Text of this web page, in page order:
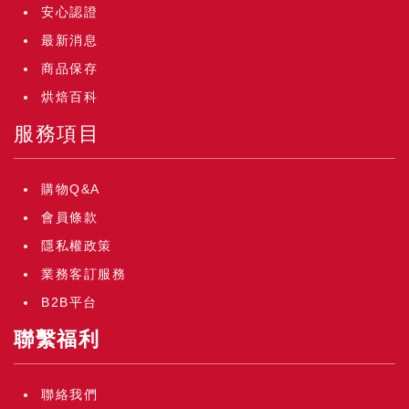
安心認證
最新消息
商品保存
烘焙百科
服務項目
購物Q&A
會員條款
隱私權政策
業務客訂服務
B2B平台
聯繫福利
聯絡我們